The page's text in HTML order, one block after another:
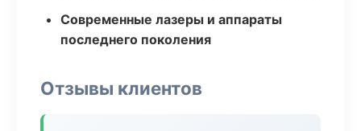
Современные лазеры и аппараты
последнего поколения
Отзывы клиентов